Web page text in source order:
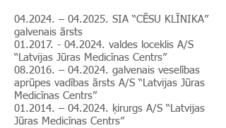
04.2024. – 04.2025. SIA “CĒSU KLĪNIKA”
galvenais ārsts
01.2017. - 04.2024. valdes loceklis A/S
“Latvijas Jūras Medicīnas Centrs”
08.2016. – 04.2024. galvenais veselības
aprūpes vadības ārsts A/S “Latvijas Jūras
Medicīnas Centrs”
01.2014. – 04.2024. ķirurgs A/S “Latvijas
Jūras Medicīnas Centrs”